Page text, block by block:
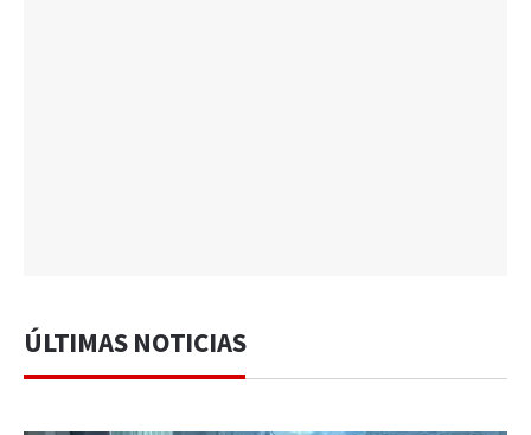
ÚLTIMAS NOTICIAS